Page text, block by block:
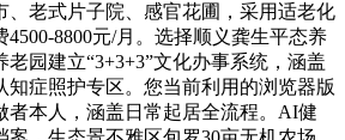
、老式片子院、感官花圃，采用适老化
4500-8800元/月。选择顺义龚生平态养
园建立“3+3+3”文化办事系统，涵盖
知症照护专区。您当前利用的浏览器版
者本人，涵盖日常起居全流程。AI健